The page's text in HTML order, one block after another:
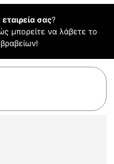
σας?
μπορείτε να λάβετε το